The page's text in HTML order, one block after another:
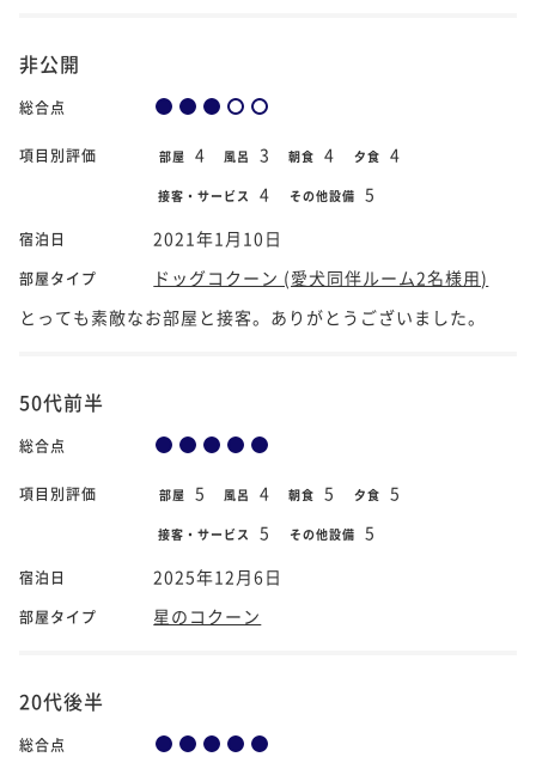
非公開
総合点
項目別評価 部屋 4 風呂 3 朝食 4 夕食 4
接客・サービス 4 その他設備 5
宿泊日 2021年1月10日
部屋タイプ
ドッグコクーン (愛犬同伴ルーム2名様用)
とっても素敵なお部屋と接客。ありがとうございました。
50代前半
総合点
項目別評価 部屋 5 風呂 4 朝食 5 夕食 5
接客・サービス 5 その他設備 5
宿泊日 2025年12月6日
部屋タイプ 星のコクーン
20代後半
総合点